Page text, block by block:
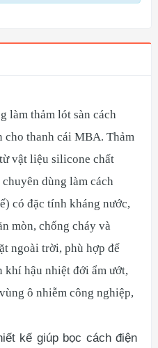
làm thảm lót sàn cách
cho thanh cái MBA. Thảm
vật liệu silicone chất
dùng làm cách
có đặc tính kháng nước,
mòn, chống cháy và
ngoài trời, phù hợp để
khí hậu nhiệt đới ẩm ướt,
ô nhiễm công nghiệp,
kế giúp bọc cách điện